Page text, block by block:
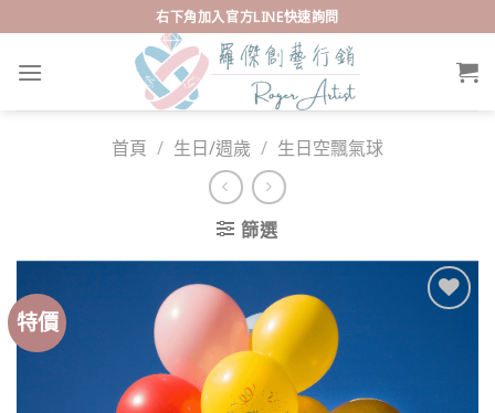
to
content
右下角加入官方LINE快速詢問
首頁 / 生日/週歲 / 生日空飄氣球
篩選
特價